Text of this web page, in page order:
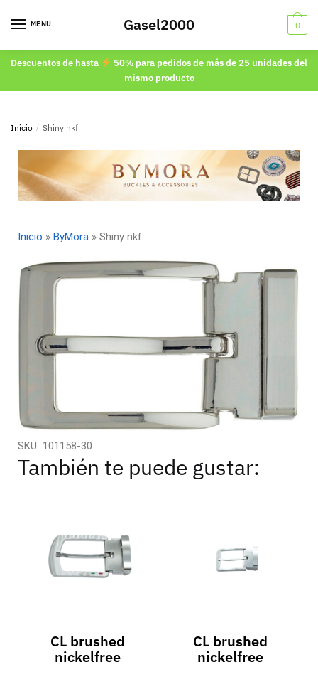
MENU Gasel2000 0
Descuentos de hasta
50% para pedidos de más de 25 unidades del
mismo producto
Inicio / Shiny nkf
Inicio » ByMora » Shiny nkf
SKU: 101158-30
También te puede gustar:
CL brushed
nickelfree
CL brushed
nickelfree